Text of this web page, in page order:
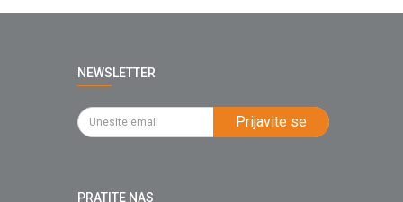
NEWSLETTER
Prijavite se
PRATITE NAS